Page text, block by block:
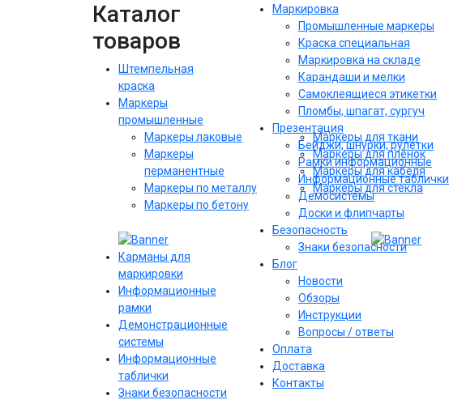
Каталог
товаров
Штемпельная
краска
Маркеры
промышленные
Маркеры лаковые
Маркеры
перманентные
Маркеры по металлу
Маркеры по бетону
Маркеры для ткани
Маркеры для плёнок
Маркеры для кабеля
Маркеры для стекла
Карманы для
маркировки
Информационные
рамки
Демонстрационные
системы
Информационные
таблички
Знаки безопасности
Маркировка
Промышленные маркеры
Краска специальная
Маркировка на складе
Карандаши и мелки
Самоклеящиеся этикетки
Пломбы, шпагат, сургуч
Презентация
Бейджи, шнурки, рулетки
Рамки информационные
Информационные таблички
Демосистемы
Доски и флипчарты
Безопасность
Знаки безопасности
Блог
Новости
Обзоры
Инструкции
Вопросы / ответы
Оплата
Доставка
Контакты